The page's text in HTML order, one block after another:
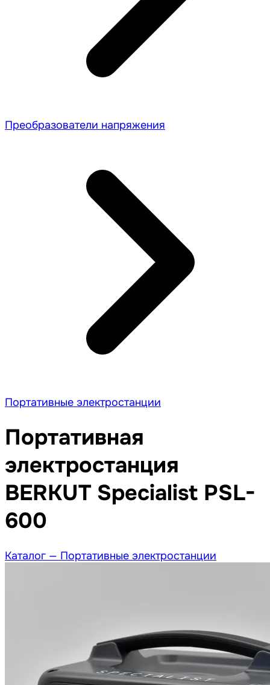
Преобразователи напряжения
Портативные электростанции
Портативная
электростанция
BERKUT Specialist PSL-
600
Каталог — Портативные электростанции